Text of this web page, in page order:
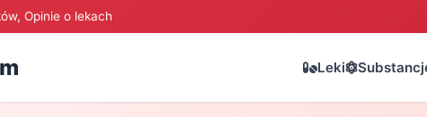
Opinie o lekach
Leki